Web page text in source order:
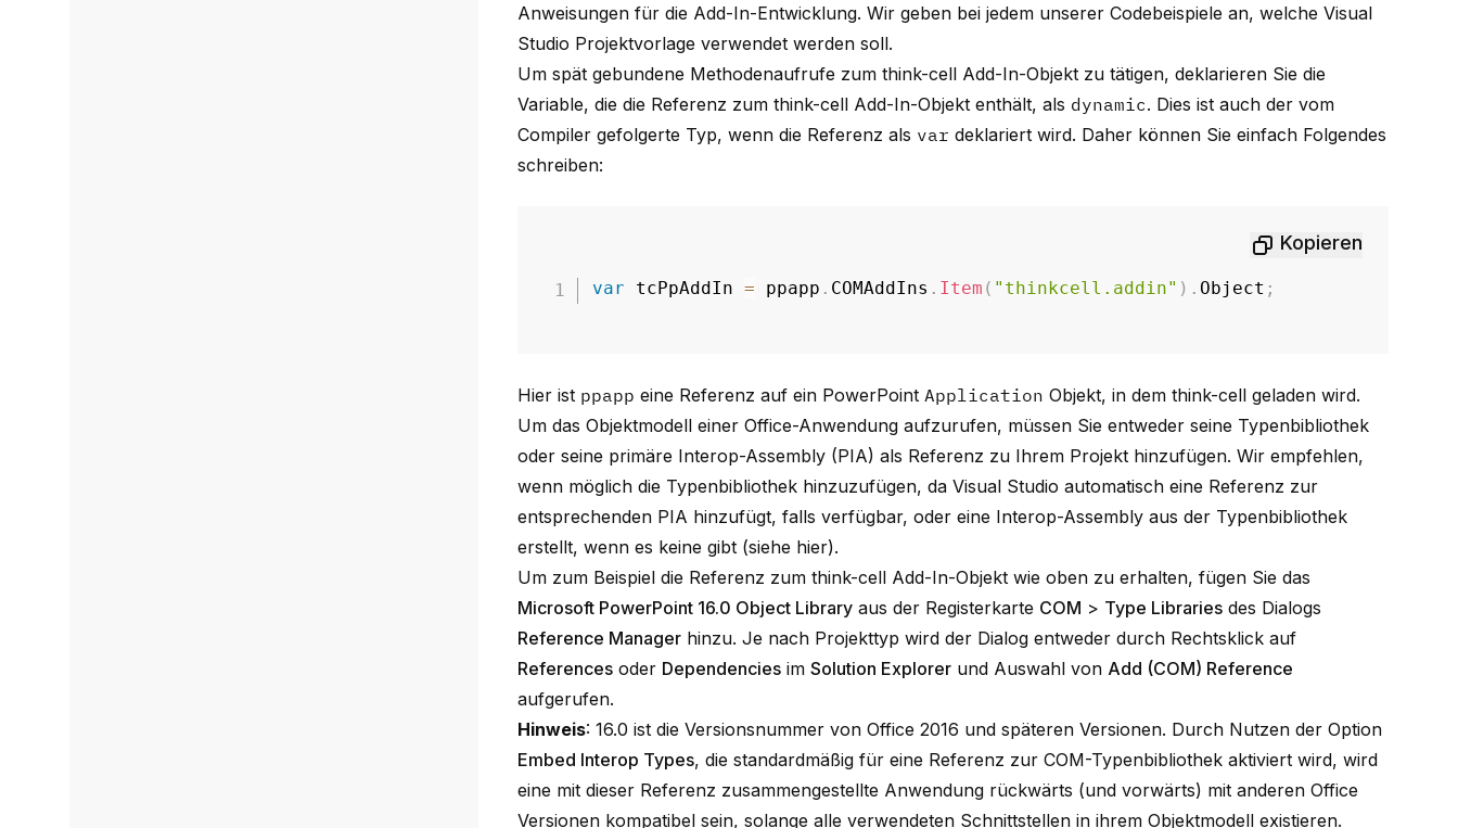
Anweisungen für die Add-In-Entwicklung. Wir geben bei jedem unserer Codebeispiele an, welche Visual
Studio Projektvorlage verwendet werden soll.
Um spät gebundene Methodenaufrufe zum think-cell Add-In-Objekt zu tätigen, deklarieren Sie die
Variable, die die Referenz zum think-cell Add-In-Objekt enthält, als dynamic. Dies ist auch der vom
Compiler gefolgerte Typ, wenn die Referenz als var deklariert wird. Daher können Sie einfach Folgendes
schreiben:
Kopieren
var tcPpAddIn = ppapp . COMAddIns . Item ( "thinkcell.addin" ) . Object ;
Hier ist ppapp eine Referenz auf ein PowerPoint Application Objekt, in dem think-cell geladen wird.
Um das Objektmodell einer Office-Anwendung aufzurufen, müssen Sie entweder seine Typenbibliothek
oder seine primäre Interop-Assembly (PIA) als Referenz zu Ihrem Projekt hinzufügen. Wir empfehlen,
wenn möglich die Typenbibliothek hinzuzufügen, da Visual Studio automatisch eine Referenz zur
entsprechenden PIA hinzufügt, falls verfügbar, oder eine Interop-Assembly aus der Typenbibliothek
erstellt, wenn es keine gibt (siehe hier).
Um zum Beispiel die Referenz zum think-cell Add-In-Objekt wie oben zu erhalten, fügen Sie das
Microsoft PowerPoint 16.0 Object Library aus der Registerkarte COM > Type Libraries des Dialogs
Reference Manager hinzu. Je nach Projekttyp wird der Dialog entweder durch Rechtsklick auf
References oder Dependencies imSolution Explorer und Auswahl von Add (COM) Reference
aufgerufen.
Hinweis: 16.0 ist die Versionsnummer von Office 2016 und späteren Versionen. Durch Nutzen der Option
Embed Interop Types, die standardmäßig für eine Referenz zur COM-Typenbibliothek aktiviert wird, wird
eine mit dieser Referenz zusammengestellte Anwendung rückwärts (und vorwärts) mit anderen Office
Versionen kompatibel sein, solange alle verwendeten Schnittstellen in ihrem Objektmodell existieren.